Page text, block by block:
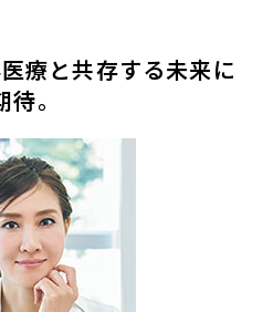
療と共存する未来に
待。